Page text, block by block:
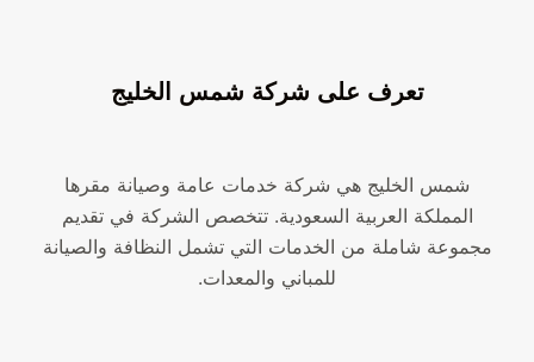
تعرف على شركة شمس الخليج
شمس الخليج هي شركة خدمات عامة وصيانة مقرها
المملكة العربية السعودية. تتخصص الشركة في تقديم
مجموعة شاملة من الخدمات التي تشمل النظافة والصيانة
للمباني والمعدات.